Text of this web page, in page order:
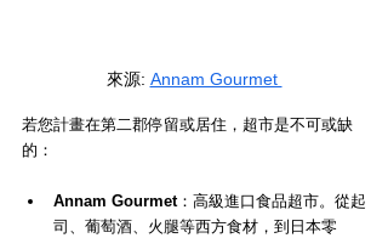
來源: Annam Gourmet
若您計畫在第二郡停留或居住，超市是不可或缺
的：
Annam Gourmet：高級進口食品超市。從起
司、葡萄酒、火腿等西方食材，到日本零